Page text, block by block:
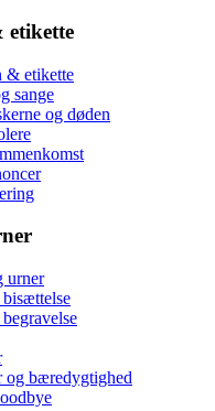
& etikette
sange
og døden
urner
og bæredygtighed